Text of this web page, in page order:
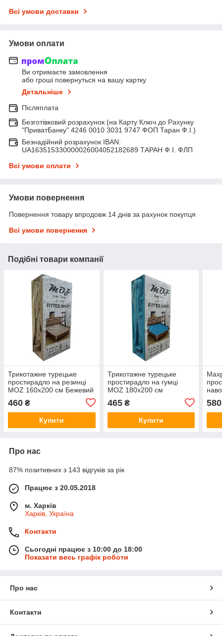
Всі умови доставки
Умови оплати
Ви отримаєте замовлення
або гроші повернуться на вашу картку
Детальніше
Післяплата
Безготівковий розрахунок (на Карту Ключ до Рахунку
"ПриватБанку" 4246 0010 3031 9747 ФОП Таран Ф.І.)
Безнадійний розрахунок IBAN:
UA163515330000026004052182689 ТАРАН Ф.І. ФЛП
Всі умови оплати
Умови повернення
Повернення товару впродовж 14 днів за рахунок покупця
Всі умови повернення
Подібні товари компанії
Трикотажне турецьке
простирадло на резинці
MOZ 160х200 см Бежевий
460 ₴
Купити
Трикотажне турецьке
простирадло на гумці
MOZ 180х200 см
465₴
Купити
580
Про нас
87% позитивних з 143 відгуків за рік
Працює з 20.05.2018
м. Харків
Харків, Україна
Контакти
Сьогодні працює з 10:00 до 18:00
Показати весь графік роботи
Про нас
Контакти